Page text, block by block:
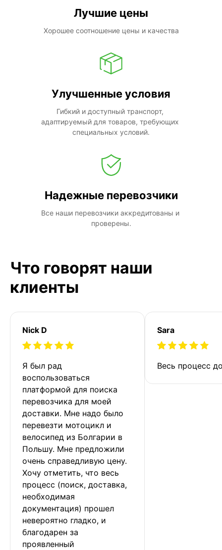
Лучшие цены
Хорошее соотношение цены и качества
Улучшенные условия
Гибкий и доступный транспорт,
адаптируемый для товаров, требующих
специальных условий.
Надежные перевозчики
Все наши перевозчики аккредитованы и
проверены.
Что говорят наши
клиенты
Nick D
Я был рад
воспользоваться
платформой для поиска
перевозчика для моей
доставки. Мне надо было
перевезти мотоцикл и
велосипед из Болгарии в
Польшу. Мне предложили
очень справедливую цену.
Хочу отметить, что весь
процесс (поиск, доставка,
необходимая
документация) прошел
невероятно гладко, и
благодарен за
проявленный
Sara
Весь процесс